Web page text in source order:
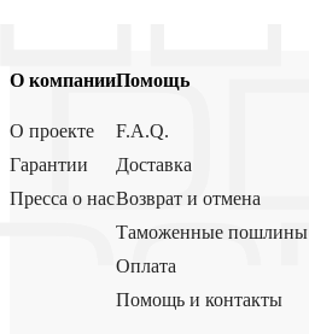
О компании
О проекте
Гарантии
Пресса о нас
Помощь
F.A.Q.
Доставка
Возврат и отмена
Таможенные пошлины
Оплата
Помощь и контакты